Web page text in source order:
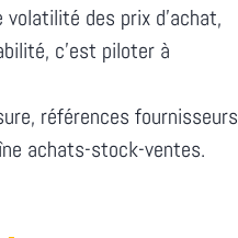
volatilité des prix d'achat,
c'est piloter à
références fournisseurs
achats-stock-ventes.